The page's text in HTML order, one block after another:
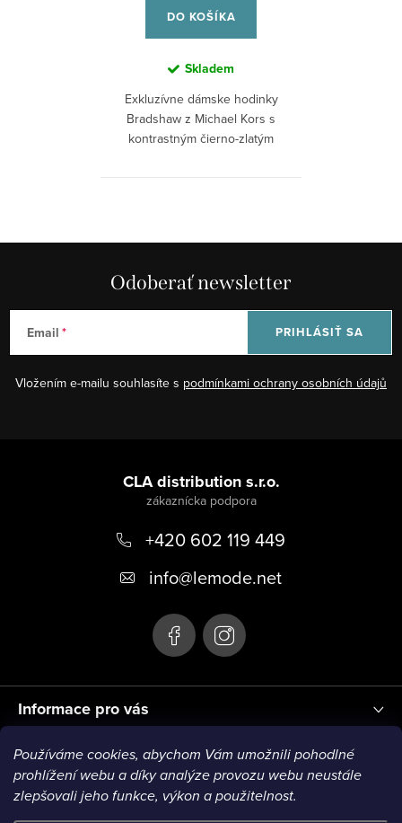
Používáme cookies, abychom Vám umožnili pohodlné
prohlížení webu a díky analýze provozu webu neustále
zlepšovali jeho funkce, výkon a použitelnost.
DO KOŠÍKA
Skladem
Exkluzívne dámske hodinky
Bradshaw z Michael Kors s
kontrastným čierno-zlatým
Odoberať newsletter
Email
Vložením e-mailu souhlasíte s podmínkami ochrany osobních údajů
PRIHLÁSIŤ SA
Informace pro vás
CLA distribution s.r.o.
+420 602 119 449
info@lemode.net
Blog